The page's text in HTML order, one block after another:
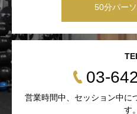
50分パー
03-
営業時間中、セッション中に
す。